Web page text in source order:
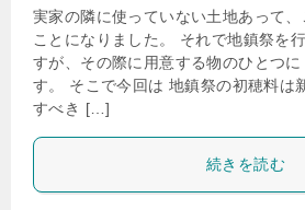
実家の隣に使っていない土地あって
ことになりました。 それで地鎮祭を
すが、その際に用意する物のひとつに
す。 そこで今回は 地鎮祭の初穂料は
すべき […]
続きを読む